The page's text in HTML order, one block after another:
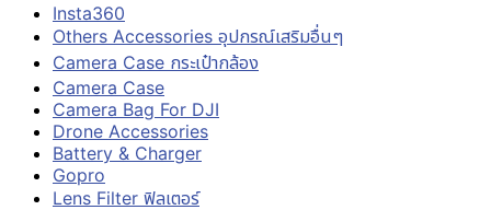
Insta360
Others Accessories อุปกรณ์เสริมอื่นๆ
Camera Case กระเป๋ากล้อง
Camera Case
Camera Bag For DJI
Drone Accessories
Battery & Charger
Gopro
Lens Filter ฟิลเตอร์